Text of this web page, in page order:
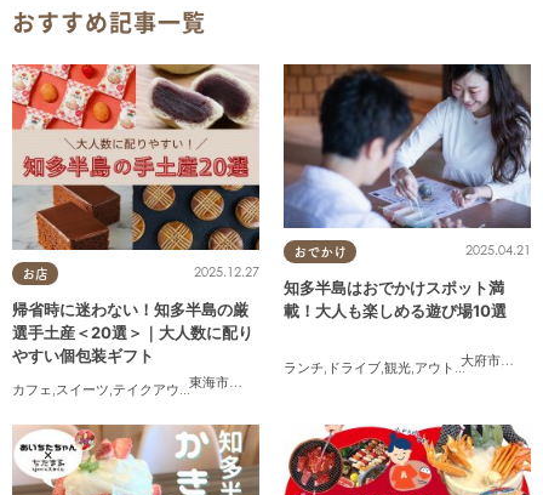
おすすめ記事一覧
お店
東海市
,大府市
2025.12.27
帰省時に迷わない！知多半島の厳
選手土産＜20選＞｜大人数に配り
やすい個包装ギフト
カフェ スイーツ テイクアウト ,まとめ記事
おでかけ
大府市
,東浦
2025.04.21
知多半島はおでかけスポット満
載！大人も楽しめる遊び場10選
ランチ, ドライブ,観光,アウトドア , 親子,